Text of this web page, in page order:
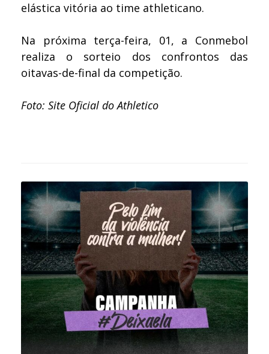
elástica vitória ao time athleticano.
Na próxima terça-feira, 01, a Conmebol
realiza o sorteio dos confrontos das
oitavas-de-final da competição.
Foto: Site Oficial do Athletico